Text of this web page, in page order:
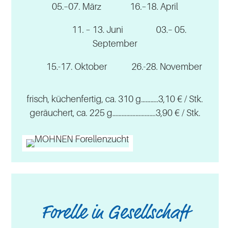
05.–07. März 16.–18. April
11. – 13. Juni 03.– 05.
September
15.-17. Oktober 26.-28. November
frisch, küchenfertig, ca. 310 g………..3,10 € / Stk.
geräuchert, ca. 225 g……………………….3,90 € / Stk.
Forelle in Gesellschaft